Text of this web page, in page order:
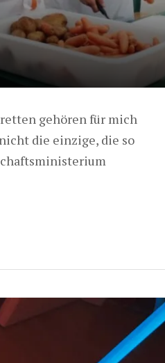
gehören für mich
die einzige, die so